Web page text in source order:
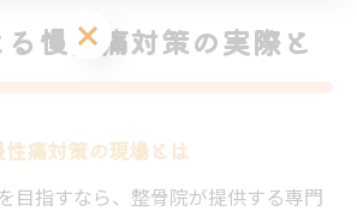
慢性痛対策の実際と
痛対策の現場とは
目指すなら、整骨院が提供する専門
ご予約はこちら